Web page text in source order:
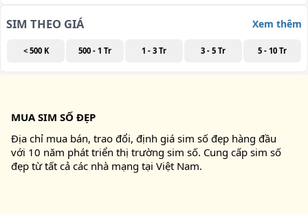
SIM THEO GIÁ Xem thêm
< 500 K 500 - 1 Tr 1 - 3 Tr 3 - 5 Tr 5 - 10 Tr
MUA SIM SỐ ĐẸP
Địa chỉ mua bán, trao đổi, định giá sim số đẹp hàng đầu
với 10 năm phát triển thị trường sim số. Cung cấp sim số
đẹp từ tất cả các nhà mạng tại Việt Nam.